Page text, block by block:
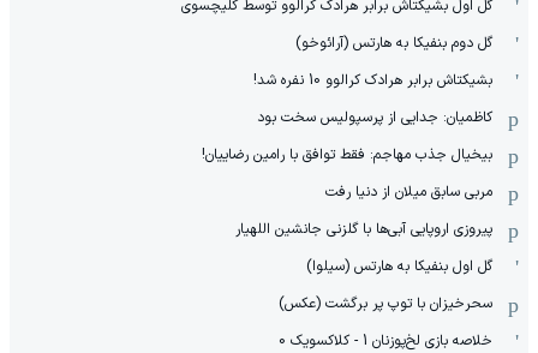
گل اول بشیکتاش برابر هرادک کرالوو توسط کلیچسوی
گل دوم بنفیکا به هارتس (آرائوخو)
بشیکتاش برابر هرادک کرالوو 10 نفره شد!
کاظمیان: جدایی از پرسپولیس سخت بود
بیخیال جذب مهاجم: فقط توافق با رامین رضاییان!
مربی سابق میلان از دنیا رفت
پیروزی اروپایی آبی‌ها با گلزنی جانشین اللهیار
گل اول بنفیکا به هارتس (سیلوا)
سحرخیزان با توپ پر برگشت (عکس)
خلاصه بازی لخ‌پوزنان 1 - کلاکسویک 0